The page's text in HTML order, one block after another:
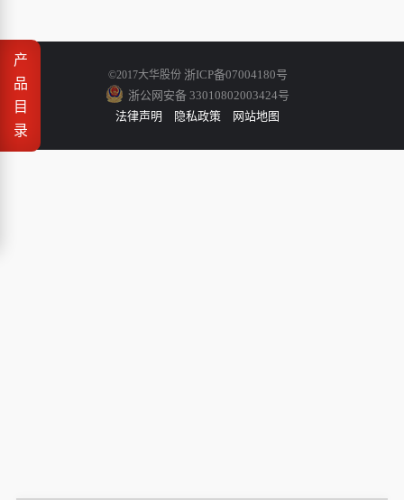
产
品
目
录
©2017大华股份 浙ICP备07004180号
浙公网安备 33010802003424号
法律声明
隐私政策 网站地图